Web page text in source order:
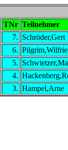
TNr Teilnehmer
7. Schröder,Gert
6.
5.
4.
3. Hampel,Arne